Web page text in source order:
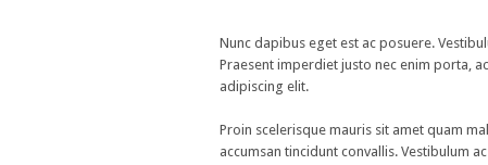
Nunc dapibus eget est ac posuere.
Praesent imperdiet justo nec enim porta,
adipiscing elit.
Proin scelerisque mauris sit amet quam
accumsan tincidunt convallis. Vestibulum